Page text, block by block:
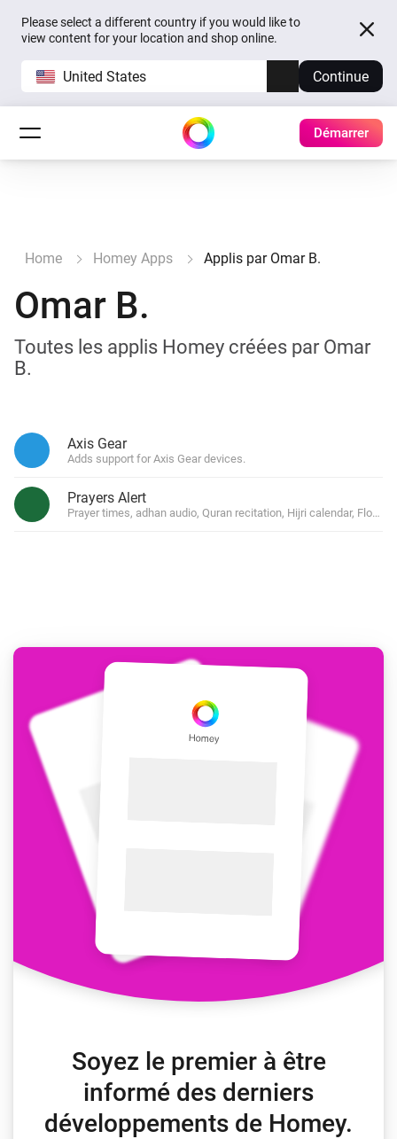
Please select a different country if you would like to
view content for your location and shop online.
United States Continue
Démarrer
Home Homey Apps Applis par Omar B.
Omar B.
Toutes les applis Homey créées par Omar
B.
Axis Gear
Adds support for Axis Gear devices.
Prayers Alert
Prayer times, adhan audio, Quran recitation, Hijri calendar, Flow
Soyez le premier à être
informé des derniers
développements de Homey.